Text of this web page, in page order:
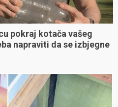
pokraj kotača vašeg
napraviti da se izbjegne